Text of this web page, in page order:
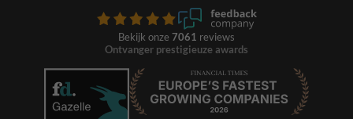
Bekijk onze 7061 reviews
Ontvanger prestigieuze awards